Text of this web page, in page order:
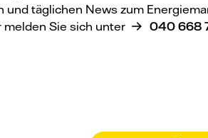
und täglichen News zum
melden Sie sich unter 040 668